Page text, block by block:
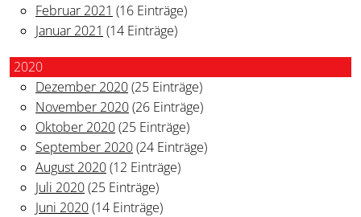
Februar 2021 (16 Einträge)
Januar 2021 (14 Einträge)
2020
Dezember 2020(25 Einträge)
November 2020(26 Einträge)
Oktober 2020(25 Einträge)
September 2020(24 Einträge)
August 2020(12 Einträge)
Juli 2020(25 Einträge)
Juni 2020(14 Einträge)